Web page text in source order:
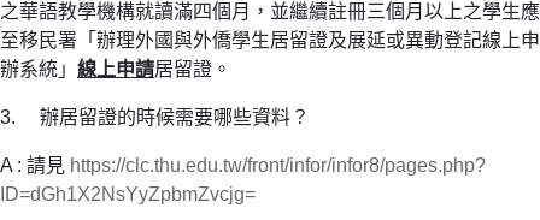
之華語教學機構就讀滿四個月，並繼續註冊三個月以上之學生應
至移民署「辦理外國與外僑學生居留證及展延或異動登記線上申
辦系統」 線上申請居留證。
3. 辦居留證的時候需要哪些資料？
A : 請見 https://clc.thu.edu.tw/front/infor/infor8/pages.php?
ID=dGh1X2NsYyZpbmZvcjg=